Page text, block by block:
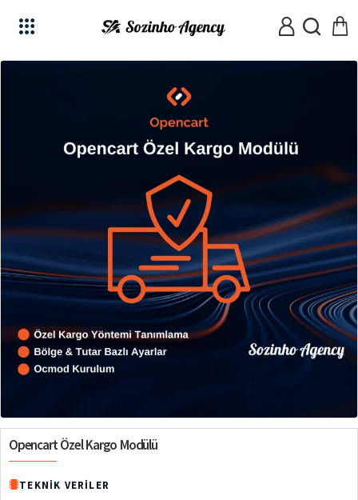
%50
Opencart Özel Kargo Modülü
TEKNIK VERILER